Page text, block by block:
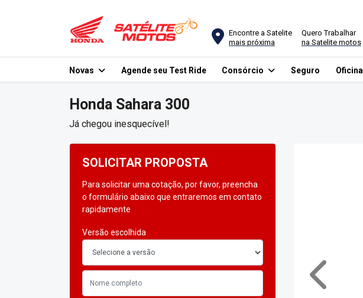
Encontre a Satelite
mais próxima
Quero Trabalhar
na Satelite motos
Novas Agende seu Test Ride Consórcio Seguro Oficina
Honda Sahara 300
Já chegou inesquecível!
SOLICITAR PROPOSTA
Para solicitar uma cotação, por favor, preencha
o formulário abaixo que entraremos em contato
rapidamente
Versão escolhida
Anterior